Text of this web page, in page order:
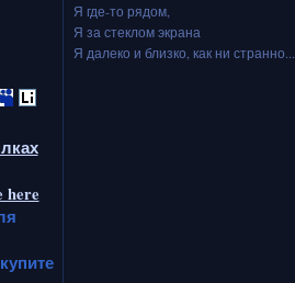
here
Я где-то рядом,
Я за стеклом экрана
Я далеко и близко, как ни странно...